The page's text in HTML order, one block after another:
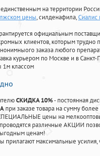
на территории
цены, силденафила,Сиалис
официальным
клиентов, которым трудно
заказа любого
курьером по Москве и в
1м классом
СКИДКА 10%- постоянная
при заказе товара на сумму
цены на
различные АКЦИИ
ценам!
прилагают максимальные